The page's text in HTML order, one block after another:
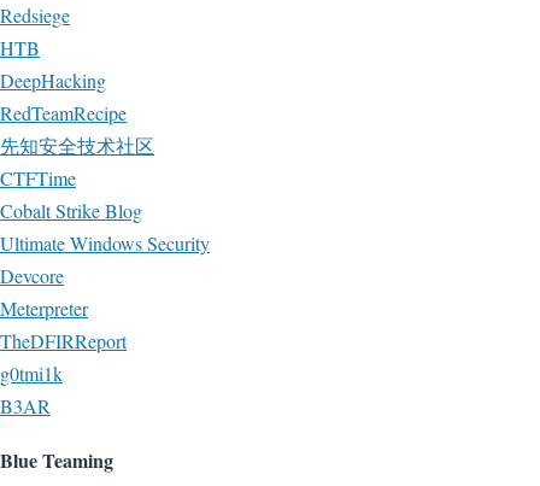
Redsiege
HTB
DeepHacking
RedTeamRecipe
先知安全技术社区
CTFTime
Cobalt Strike Blog
Ultimate Windows Security
Devcore
Meterpreter
TheDFIRReport
g0tmi1k
B3AR
Blue Teaming